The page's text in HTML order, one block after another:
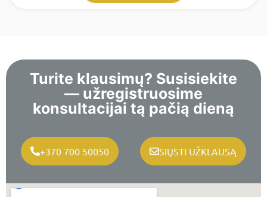
Turite klausimų? Susisiekite
— užregistruosime
konsultacijai tą pačią dieną
+370 700 50050 SIŲSTI UŽKLAUSĄ